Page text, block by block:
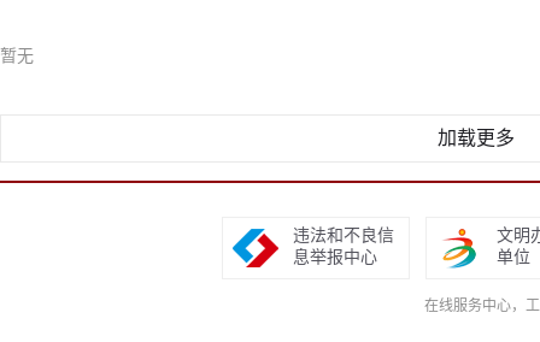
暂无
加载更多
违法和不良信
息举报中心
文明
单位
在线服务中心，